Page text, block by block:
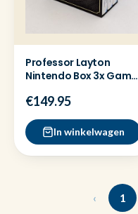
Professor Layton
Nintendo Box 3x Game
€149.95
In winkelwagen
‹ 1